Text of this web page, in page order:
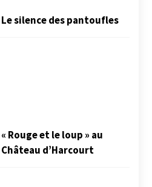
Le silence des pantoufles
« Rouge et le loup » au
Château d’Harcourt